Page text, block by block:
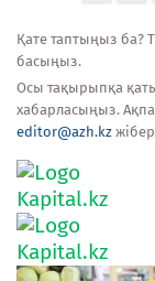
Қате таптыңыз ба?
басыңыз.
Осы тақырыпқа
хабарласыңыз.
editor@azh.kz